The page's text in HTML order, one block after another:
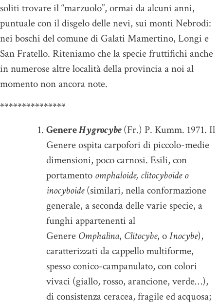
soliti trovare il “marzuolo”, ormai da alcuni anni,
puntuale con il disgelo delle nevi, sui monti Nebrodi:
nei boschi del comune di Galati Mamertino, Longi e
San Fratello. Riteniamo che la specie fruttifichi anche
in numerose altre località della provincia a noi al
momento non ancora note.
***************
GenereHygrocybe(Fr.) P. Kumm. 1971. Il
Genere ospita carpofori di piccolo-medie
dimensioni, poco carnosi. Esili, con
portamento omphaloide, clitocyboide o
inocyboide(similari, nella conformazione
generale, a seconda delle varie specie, a
funghi appartenenti al
Genere Omphalina, Clitocybe, oInocybe),
caratterizzati da cappello multiforme,
spesso conico-campanulato, con colori
vivaci (giallo, rosso, arancione, verde…),
di consistenza ceracea, fragile ed acquosa;